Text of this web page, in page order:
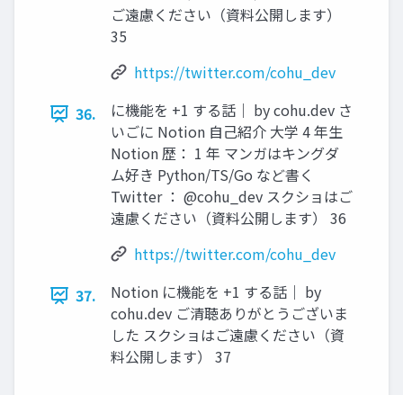
ご遠慮ください（資料公開します）
35
https://twitter.com/cohu_dev
36.
に機能を +1 する話｜ by cohu.dev さ
いごに Notion 自己紹介 大学 4 年生
Notion 歴： 1 年 マンガはキングダ
ム好き Python/TS/Go など書く
Twitter ： @cohu_dev スクショはご
遠慮ください（資料公開します） 36
https://twitter.com/cohu_dev
37.
Notion に機能を +1 する話｜ by
cohu.dev ご清聴ありがとうございま
した スクショはご遠慮ください（資
料公開します） 37